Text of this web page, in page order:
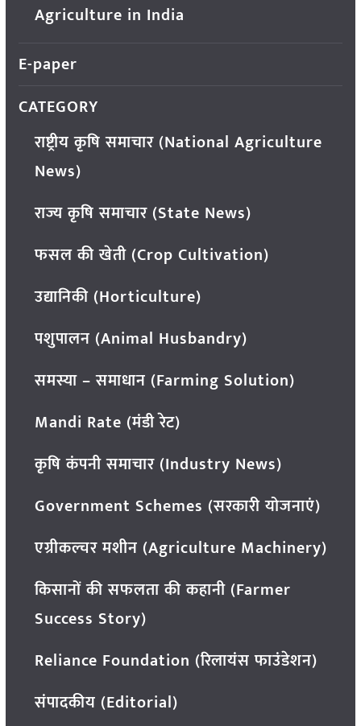
Agriculture in India
E-paper
CATEGORY
राष्ट्रीय कृषि समाचार (National Agriculture
News)
राज्य कृषि समाचार (State News)
फसल की खेती (Crop Cultivation)
उद्यानिकी (Horticulture)
पशुपालन (Animal Husbandry)
समस्या – समाधान (Farming Solution)
Mandi Rate (मंडी रेट)
कृषि कंपनी समाचार (Industry News)
Government Schemes (सरकारी योजनाएं)
एग्रीकल्चर मशीन (Agriculture Machinery)
किसानों की सफलता की कहानी (Farmer
Success Story)
Reliance Foundation (रिलायंस फाउंडेशन)
संपादकीय (Editorial)